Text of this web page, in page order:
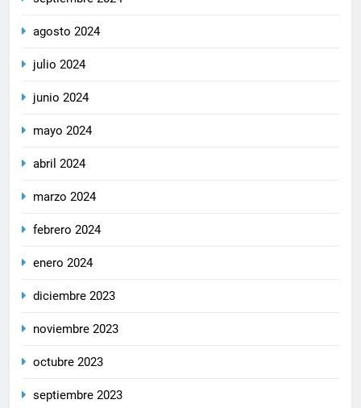
agosto 2024
julio 2024
junio 2024
mayo 2024
abril 2024
marzo 2024
febrero 2024
enero 2024
diciembre 2023
noviembre 2023
octubre 2023
septiembre 2023